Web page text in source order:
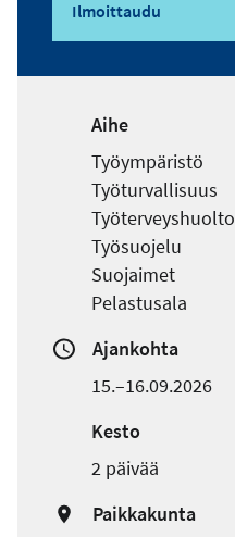
Ilmoittaudu
Aihe
Työympäristö
Työturvallisuus
Työterveyshuolto
Työsuojelu
Suojaimet
Pelastusala
Ajankohta
15.–16.09.2026
Kesto
2 päivää
Paikkakunta